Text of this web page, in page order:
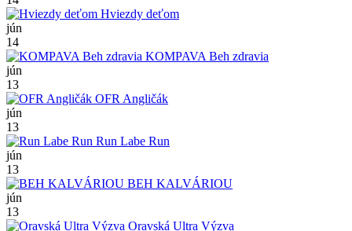
Hviezdy deťom
jún
14
KOMPAVA Beh zdravia
jún
13
OFR Angličák
jún
13
Run Labe Run
jún
13
BEH KALVÁRIOU
jún
13
Oravská Ultra Výzva